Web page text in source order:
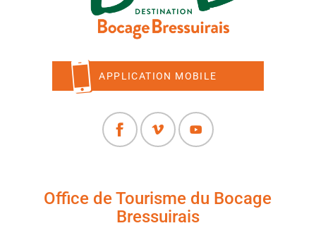
APPLICATION MOBILE
Office de Tourisme du Bocage
Bressuirais